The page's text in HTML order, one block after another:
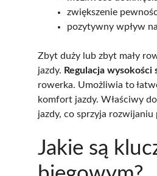
zwiększenie
pozytywny wpływ
Zbyt duży lub zbyt mały
jazdy. Regulacja wysokości
rowerka. Umożliwia to
komfort jazdy. Właściwy
jazdy, co sprzyja rozwijaniu
Jakie są